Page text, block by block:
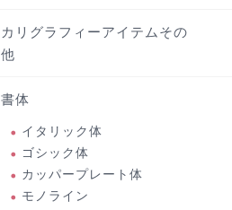
カリグラフィーアイテムその
他
書体
イタリック体
ゴシック体
カッパープレート体
モノライン